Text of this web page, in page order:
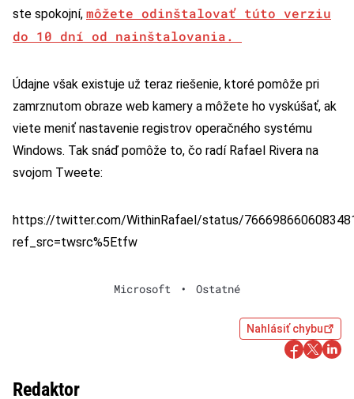
ste spokojní, môžete odinštalovať túto verziu
do 10 dní od nainštalovania.
Údajne však existuje už teraz riešenie, ktoré pomôže pri
zamrznutom obraze web kamery a môžete ho vyskúšať, ak
viete meniť nastavenie registrov operačného systému
Windows. Tak snáď pomôže to, čo radí Rafael Rivera na
svojom Tweete:
https://twitter.com/WithinRafael/status/
ref_src=twsrc%5Etfw
Microsoft • Ostatné
Nahlásiť chybu
Redaktor